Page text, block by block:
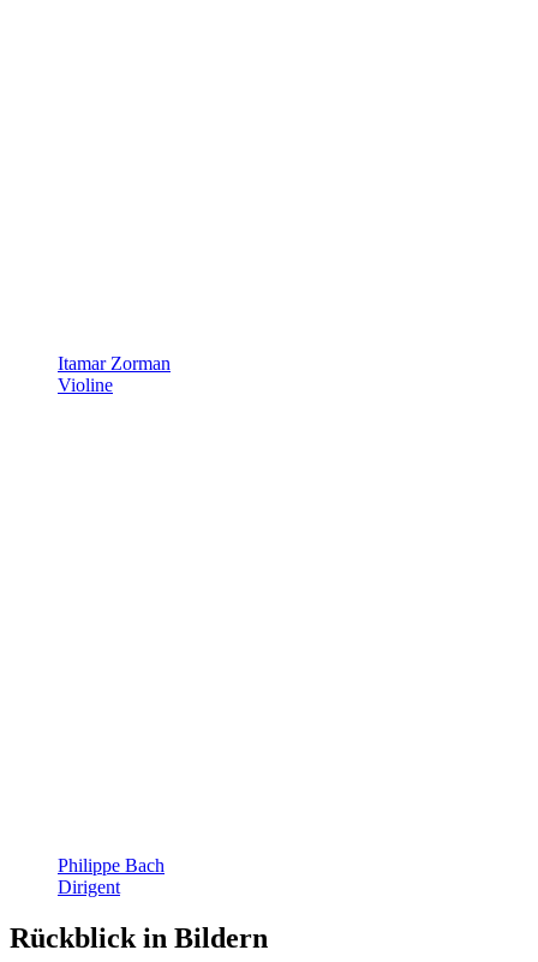
Itamar Zorman
Violine
Philippe Bach
Dirigent
Rückblick in Bildern